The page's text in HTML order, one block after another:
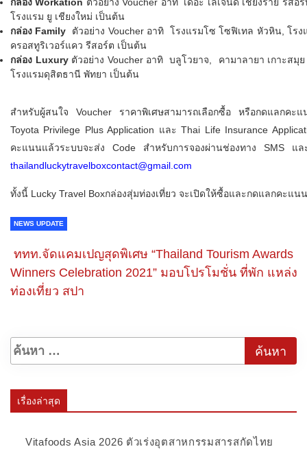
กล่อง Workation ตัวอย่าง Voucher อาทิ เดอะ เลเจ้นด์ เชียงราย รีส
โรงแรม ยู เชียงใหม่ เป็นต้น
กล่อง Family ตัวอย่าง Voucher อาทิ โรงแรมโซ โซฟิเทล หัวหิน, โ
ครอสทูริเวอร์แคว รีสอร์ต เป็นต้น
กล่อง Luxuryตัวอย่าง Voucher อาทิ บลูโวยาจ, คามาลายา เกาะสมุ
โรงแรมดุสิตธานี พัทยา เป็นต้น
สำหรับผู้สนใจ Voucher ราคาพิเศษสามารถเลือกซื้อ หรือกดแลกค
Toyota Privilege Plus Application และ Thai Life Insurance
คะแนนแล้วระบบจะส่ง Code สำหรับการจองผ่านช่องทาง SMS
thailandluckytravelboxcontact@gmail.com
ทั้งนี้ Lucky Travel Boxกล่องสุ่มท่องเที่ยว จะเปิดให้ซื้อและกดแลกคะแ
NEWS UPDATE
ททท.จัดแคมเปญสุดพิเศษ “Thailand Tourism Awards
Winners Celebration 2021” มอบโปรโมชั่น ที่พัก แหล่ง
ท่องเที่ยว สปา
เรื่องล่าสุด
Vitafoods Asia 2026 ตัวเร่งอุตสาหกรรมสารสกัดไทย